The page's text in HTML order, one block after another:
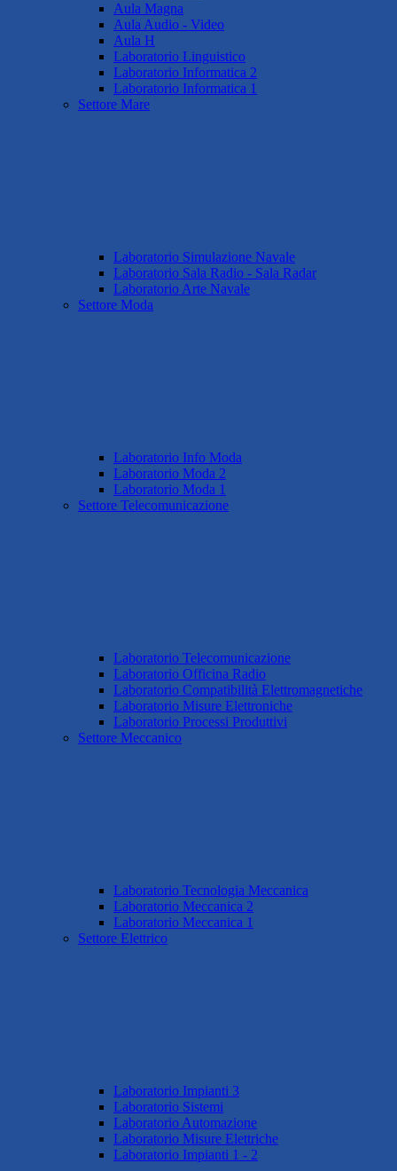
Aula Magna
Aula Audio - Video
Aula H
Laboratorio Linguistico
Laboratorio Informatica 2
Laboratorio Informatica 1
Settore Mare
Laboratorio Simulazione Navale
Laboratorio Sala Radio - Sala Radar
Laboratorio Arte Navale
Settore Moda
Laboratorio Info Moda
Laboratorio Moda 2
Laboratorio Moda 1
Settore Telecomunicazione
Laboratorio Telecomunicazione
Laboratorio Officina Radio
Laboratorio Compatibilità Elettromagnetiche
Laboratorio Misure Elettroniche
Laboratorio Processi Produttivi
Settore Meccanico
Laboratorio Tecnologia Meccanica
Laboratorio Meccanica 2
Laboratorio Meccanica 1
Settore Elettrico
Laboratorio Impianti 3
Laboratorio Sistemi
Laboratorio Automazione
Laboratorio Misure Elettriche
Laboratorio Impianti 1 - 2